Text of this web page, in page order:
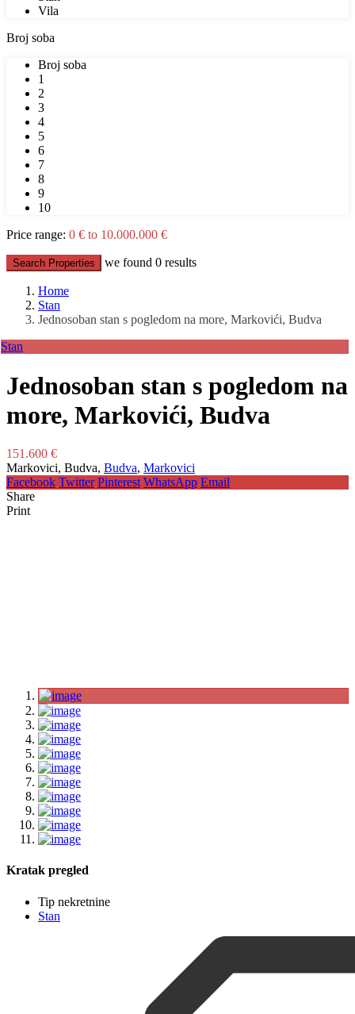
Vila
Broj soba
Broj soba
1
2
3
4
5
6
7
8
9
10
Price range: 0 € to 10.000.000 €
Search Properties we found 0 results
Home
Stan
Jednosoban stan s pogledom na more, Markovići, Budva
Stan
Jednosoban stan s pogledom na
more, Markovići, Budva
151.600 €
Markovici, Budva, Budva, Markovici
Facebook Twitter Pinterest WhatsApp Email
Share
Print
Kratak pregled
Tip nekretnine
Stan